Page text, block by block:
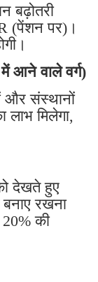
बढ़ोतरी
(पेंशन पर)।
में आने वाले वर्ग)
और संस्थानों
लाभ मिलेगा,
देखते हुए
रखना
की